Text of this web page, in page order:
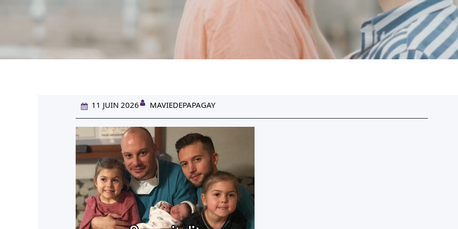
11 JUIN 2026 MAVIEDEPAPAGAY